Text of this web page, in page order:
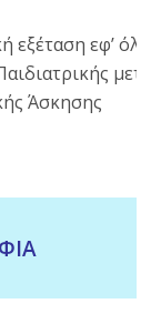
εξέταση εφ’
μετά
Άσκησης